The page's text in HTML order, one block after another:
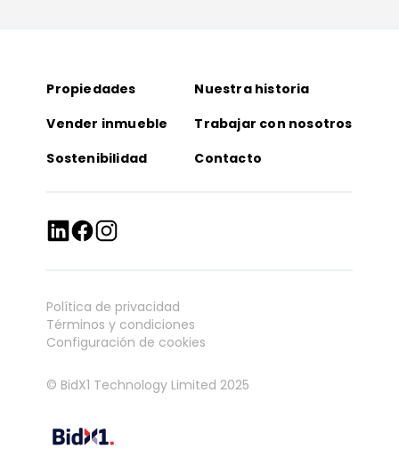
Propiedades
Nuestra historia
Vender inmueble
Trabajar con nosotros
Sostenibilidad
Contacto
Política de privacidad
Términos y condiciones
Configuración de cookies
© BidX1 Technology Limited 2025